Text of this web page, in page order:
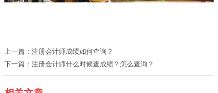
上一篇： 注册会计师成绩如何查询？
下一篇： 注册会计师什么时候查成绩？怎么查询？